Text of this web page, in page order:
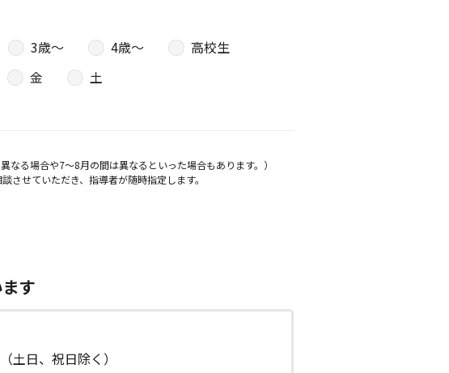
3歳〜 4歳〜
高校生
金
土
る場合や7～8月の間は異なるといった場合もあります。）
せていただき、指導者が随時指定します。
す
土日、祝日除く）